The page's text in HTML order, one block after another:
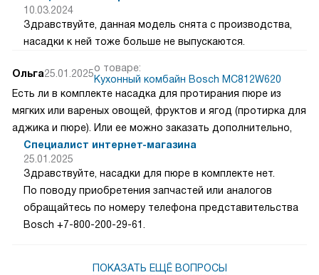
10.03.2024
Здравствуйте, данная модель снята с производства,
насадки к ней тоже больше не выпускаются.
Ольга25.01.2025о товаре:
Кухонный комбайн Bosch MC812W620
Есть ли в комплекте насадка для протирания пюре из
мягких или вареных овощей, фруктов и ягод (протирка для
аджика и пюре). Или ее можно заказать дополнительно,
Специалист интернет-магазина
25.01.2025
Здравствуйте, насадки для пюре в комплекте нет.
По поводу приобретения запчастей или аналогов
обращайтесь по номеру телефона представительства
Bosch +7-800-200-29-61.
ПОКАЗАТЬ ЕЩЁ ВОПРОСЫ